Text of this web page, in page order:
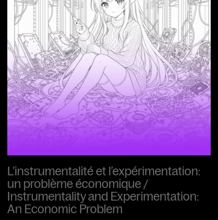
L’instrumentalité et l’expérimentation:
un problème économique /
Instrumentality and Experimentation:
An Economic Problem